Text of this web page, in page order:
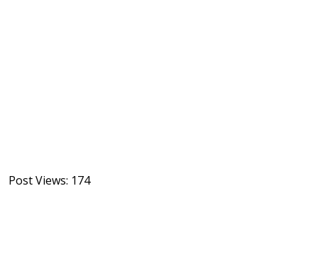
Post Views: 174